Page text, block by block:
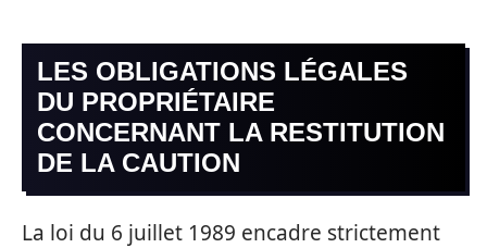
LES OBLIGATIONS LÉGALES
DU PROPRIÉTAIRE
CONCERNANT LA RESTITUTION
DE LA CAUTION
La loi du 6 juillet 1989 encadre strictement